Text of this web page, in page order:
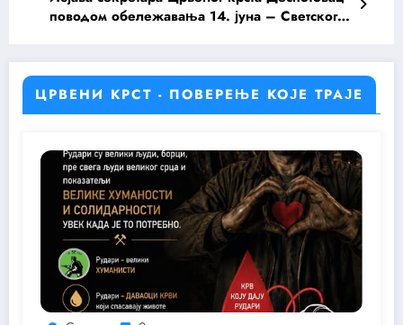
поводом обележавања 14. јуна – Светског
ЦРВЕНИ КРСТ - ПОВЕРЕЊЕ КОЈЕ ТРАЈЕ